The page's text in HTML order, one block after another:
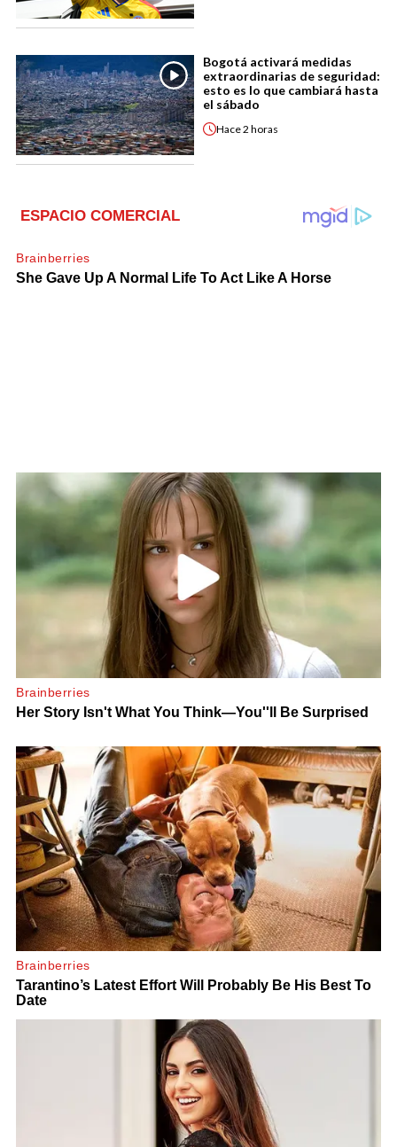
Bogotá activará medidas
extraordinarias de seguridad:
esto es lo que cambiará hasta
el sábado
Hace2 horas